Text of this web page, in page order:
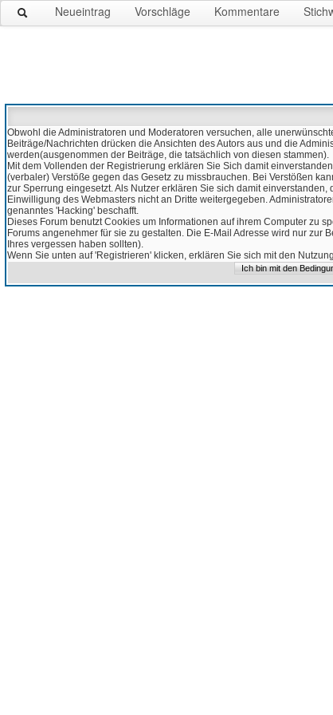
Neueintrag Vorschläge Kommentare
Obwohl die Administratoren und Moderatoren versuchen, alle
Beiträge/Nachrichten drücken die Ansichten des Autors aus und die
werden(ausgenommen der Beiträge, die tatsächlich von diesen stammen).
Mit dem Vollenden der Registrierung erklären Sie Sich damit
(verbaler) Verstöße gegen das Gesetz zu missbrauchen. Bei Verstößen
zur Sperrung eingesetzt. Als Nutzer erklären Sie sich damit
Einwilligung des Webmasters nicht an Dritte weitergegeben.
genanntes 'Hacking' beschafft.
Dieses Forum benutzt Cookies um Informationen auf ihrem Computer zu
Forums angenehmer für sie zu gestalten. Die E-Mail Adresse wird nur
Ihres vergessen haben sollten).
Wenn Sie unten auf 'Registrieren' klicken, erklären Sie sich mit den